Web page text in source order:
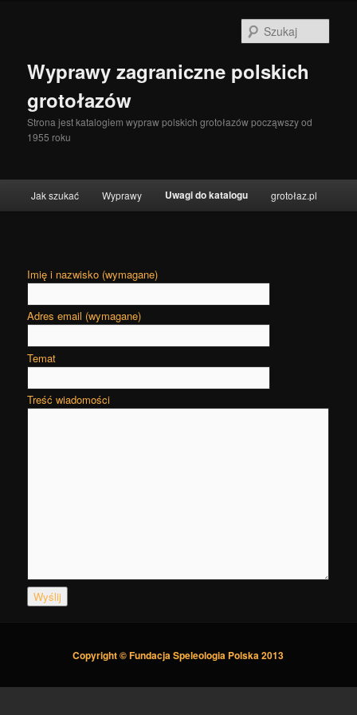
Wyprawy zagraniczne polskich
grotołazów
Strona jest katalogiem wypraw polskich grotołazów począwszy od
1955 roku
Przeskocz do tekstu
Przeskocz do widgetów
Jak szukać Wyprawy Uwagi do katalogu grotołaz.pl
Imię i nazwisko (wymagane)
Adres email (wymagane)
Temat
Treść wiadomości
Copyright © Fundacja Speleologia Polska 2013